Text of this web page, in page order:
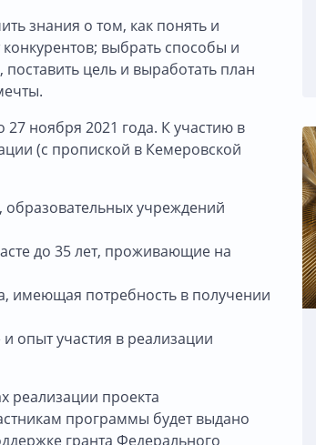
знания о том, как понять и
выбрать способы и
цель и выработать план
ноября 2021 года. К участию в
(с пропиской в Кемеровской
учреждений
до 35 лет, проживающие на
имеющая потребность в получении
опыт участия в реализации
реализации проекта
программы будет выдано
гранта Федерального